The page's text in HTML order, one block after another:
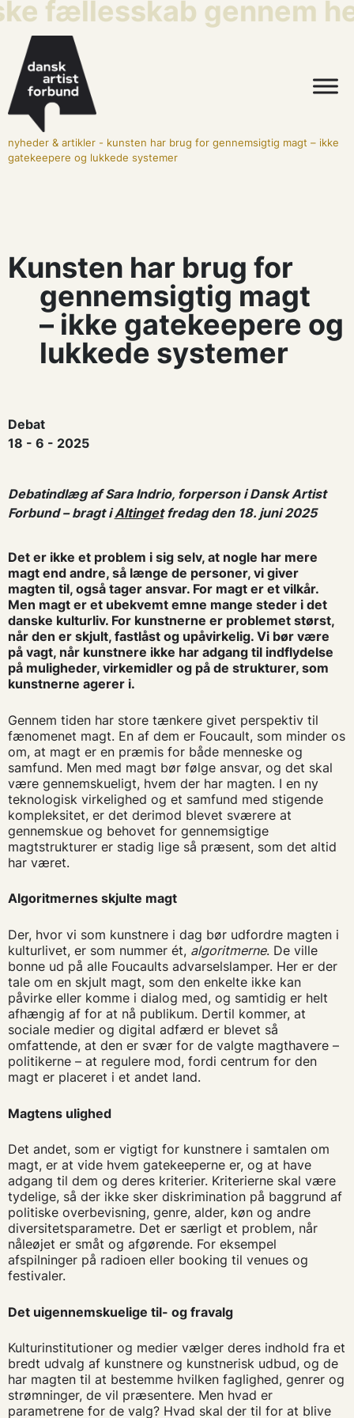
fællesskab gennem
nyheder & artikler- kunsten har brug for gennemsigtig magt – ikke
gatekeepere og lukkede systemer
Kunsten har brug for
gennemsigtig magt
– ikke gatekeepere og
lukkede systemer
Debat
18 - 6 - 2025
Debatindlæg af Sara Indrio, forperson i Dansk Artist
Forbund – bragt iAltingetfredag den 18. juni 2025
Det er ikke et problem i sig selv, at nogle har mere
magt end andre, så længe de personer, vi giver
magten til, også tager ansvar. For magt er et vilkår.
Men magt er et ubekvemt emne mange steder i det
danske kulturliv. For kunstnerne er problemet størst,
når den er skjult, fastlåst og upåvirkelig. Vi bør være
på vagt, når kunstnere ikke har adgang til indflydelse
på muligheder, virkemidler og på de strukturer, som
kunstnerne agerer i.
Gennem tiden har store tænkere givet perspektiv til
fænomenet magt. En af dem er Foucault, som minder os
om, at magt er en præmis for både menneske og
samfund. Men med magt bør følge ansvar, og det skal
være gennemskueligt, hvem der har magten. I en ny
teknologisk virkelighed og et samfund med stigende
kompleksitet, er det derimod blevet sværere at
gennemskue og behovet for gennemsigtige
magtstrukturer er stadig lige så præsent, som det altid
har været.
Algoritmernes skjulte magt
Der, hvor vi som kunstnere i dag bør udfordre magten i
kulturlivet, er som nummer ét, algoritmerne. De ville
bonne ud på alle Foucaults advarselslamper. Her er der
tale om en skjult magt, som den enkelte ikke kan
påvirke eller komme i dialog med, og samtidig er helt
afhængig af for at nå publikum. Dertil kommer, at
sociale medier og digital adfærd er blevet så
omfattende, at den er svær for de valgte magthavere –
politikerne – at regulere mod, fordi centrum for den
magt er placeret i et andet land.
Magtens ulighed
Det andet, som er vigtigt for kunstnere i samtalen om
magt, er at vide hvem gatekeeperne er, og at have
adgang til dem og deres kriterier. Kriterierne skal være
tydelige, så der ikke sker diskrimination på baggrund af
politiske overbevisning, genre, alder, køn og andre
diversitetsparametre. Det er særligt et problem, når
nåleøjet er småt og afgørende. For eksempel
afspilninger på radioen eller booking til venues og
festivaler.
Det uigennemskuelige til- og fravalg
Kulturinstitutioner og medier vælger deres indhold fra et
bredt udvalg af kunstnere og kunstnerisk udbud, og de
har magten til at bestemme hvilken faglighed, genrer og
strømninger, de vil præsentere. Men hvad er
parametrene for de valg? Hvad skal der til for at blive